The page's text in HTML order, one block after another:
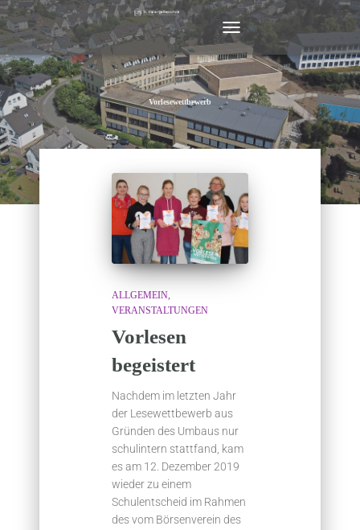
NAVIGATION
UMSCHALTEN
Vorlesewettbewerb
ALLGEMEIN
VERANSTALTUNGEN
Vorlesen
begeistert
Nachdem im letzten Jahr
der Lesewettbewerb aus
Gründen des Umbaus nur
schulintern stattfand, kam
es am 12. Dezember 2019
wieder zu einem
Schulentscheid im Rahmen
des vom Börsenverein des